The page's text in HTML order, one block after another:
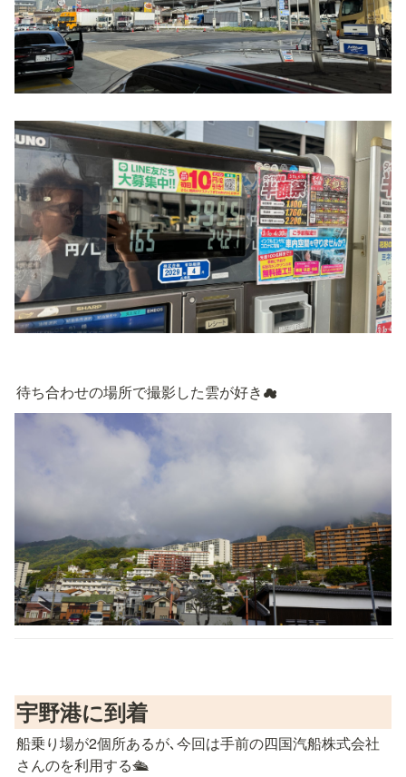
待ち合わせの場所で撮影した雲が好き☁
宇野港に到着
船乗り場が2個所あるが､今回は手前の四国汽船株式会社
さんのを利用する🛳